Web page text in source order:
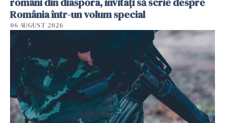
România într-un volum special
06 AUGUST 2026